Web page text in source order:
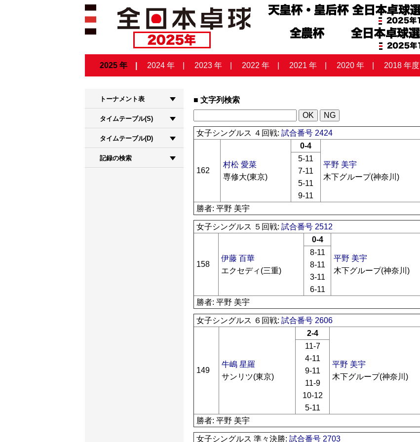
2025 年 2024 年 2023 年 2022 年 2021 年 2020 年 2018 年度
トーナメント表
タイムテーブル(S)
タイムテーブル(D)
記録の検索
文字列検索
女子シングルス ４回戦:試合番号 2424
162
村松 愛菜
専修大(東京)
0-4
平野 美宇
木下グループ(神奈川)
5-11
7-11
5-11
9-11
勝者: 平野 美宇
女子シングルス ５回戦:試合番号 2512
158
伊藤 百華
エクセディ(三重)
0-4
平野 美宇
木下グループ(神奈川)
8-11
8-11
3-11
6-11
勝者: 平野 美宇
女子シングルス ６回戦:試合番号 2606
149
牛嶋 星羅
サンリツ(東京)
2-4
平野 美宇
木下グループ(神奈川)
11-7
4-11
9-11
11-9
10-12
5-11
勝者: 平野 美宇
女子シングルス 準々決勝:試合番号 2703